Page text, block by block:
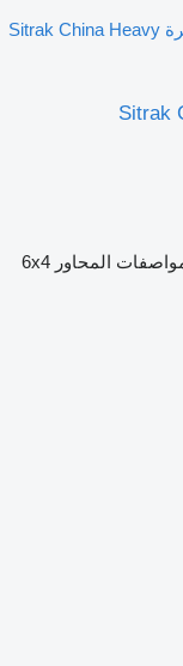
السيارات القاطرة Sitrak China Heavy
Sitrak
المحاور 6x4